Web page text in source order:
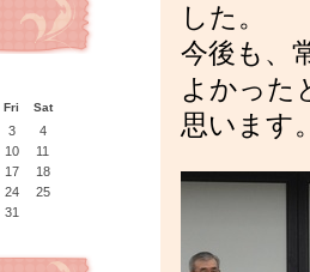
した。
今後も、
よかった
思います
Fri Sat
3
4
10
11
17
18
24
25
31